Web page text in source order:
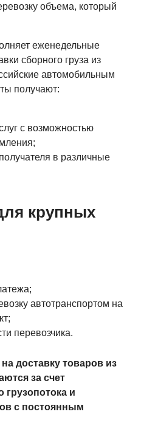
объема, который
еженедельные
сборного груза из
автомобильным
получают:
с возможностью
в различные
крупных
автотранспортом на
перевозчика.
доставку товаров из
за счет
и
с постоянным